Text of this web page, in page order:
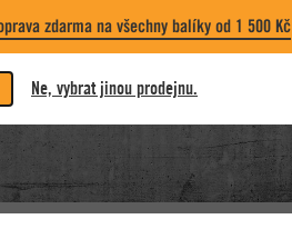
zdarma na všechny balíky od 1 500 Kč
Ne, vybrat jinou prodejnu.